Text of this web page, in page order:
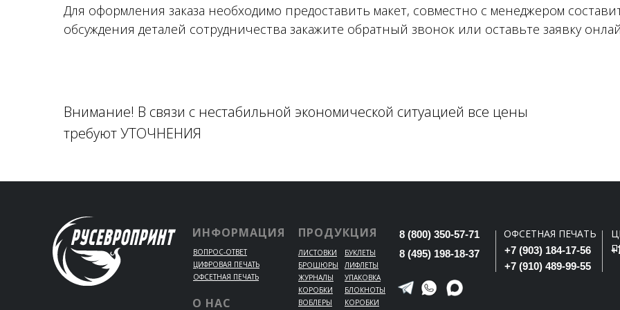
Для оформления заказа необходимо предоставить макет, совместно с менеджером
обсуждения деталей сотрудничества закажите обратный звонок или оставьте заявку
Внимание! В связи с нестабильной экономической ситуацией все цены
требуют УТОЧНЕНИЯ
ПРОДУКЦИЯ
ИНФОРМАЦИЯ
ВОПРОС-ОТВЕТ
ЦИФРОВАЯ ПЕЧАТЬ
ОФСЕТНАЯ ПЕЧАТЬ
О НАС
ЛИСТОВКИ
БРОШЮРЫ
ЖУРНАЛЫ
КОРОБКИ
ВОБЛЕРЫ
БУКЛЕТЫ
ЛИФЛЕТЫ
УПАКОВКА
БЛОКНОТЫ
КОРОБКИ
+7 (910) 489-99-55
+7 (903) 184-17-56
8 (800) 350-57-71
8 (495) 198-18-37
ОФСЕТНАЯ ПЕЧАТЬ